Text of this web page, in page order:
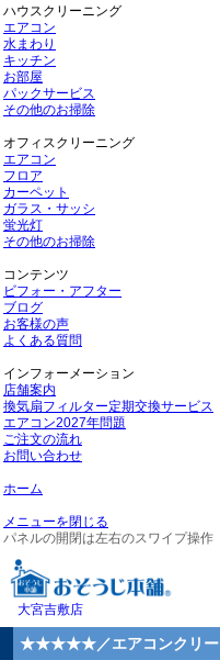
ハウスクリーニング
エアコン
水まわり
キッチン
お部屋
パックサービス
その他のお掃除
オフィスクリーニング
エアコン
フロア
カーペット
ガラス・サッシ
蛍光灯
その他のお掃除
コンテンツ
ビフォー・アフター
ブログ
お客様の声
よくある質問
インフォーメーション
店舗案内
換気扇フィルター定期交換サービス
エアコン2027年問題
ご注文の流れ
お問い合わせ
ホーム
メニューを閉じる
パネルの開閉は左右のスワイプ操
大宮吉敷店
★★★★★／エアコンクリー